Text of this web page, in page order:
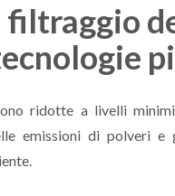
filtraggio
ridotte a livelli
emissioni di polveri e